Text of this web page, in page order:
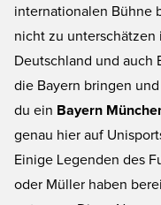
internationalen Bühne
nicht zu unterschätzen
Deutschland und auch
die Bayern bringen
du ein Bayern
genau hier auf
Einige Legenden des
oder Müller haben